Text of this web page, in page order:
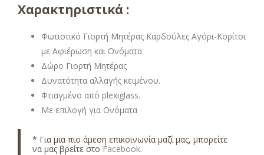
Χαρακτηριστικά :
Φωτιστικό Γιορτή Μητέρας Καρδούλες Αγόρι-Κορίτσι
με Αφιέρωση και Ονόματα
Δώρο Γιορτή Μητέρας
Δυνατότητα αλλαγής κειμένου.
Φτιαγμένο από plexiglass.
Με επιλογή για Ονόματα
* Για μια πιο άμεση επικοινωνία μαζί μας, μπορείτε
να μας βρείτε στο Facebook.